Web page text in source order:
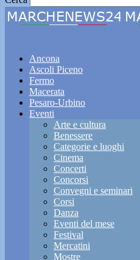
Ancona
Ascoli Piceno
Fermo
Macerata
Pesaro-Urbino
Eventi
Arte e cultura
Benessere
Categorie e luoghi
Cinema
Concerti
Concorsi
Convegni e seminari
Corsi
Danza
Eventi del mese
Festival
Mercatini
Mostre